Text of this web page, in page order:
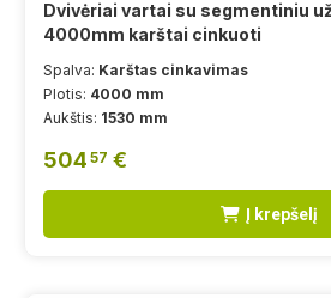
Dvivėriai vartai su segmentiniu
4000mm karštai cinkuoti
Spalva: Karštas cinkavimas
Plotis: 4000 mm
Aukštis: 1530 mm
504 57 €
Į krepšelį